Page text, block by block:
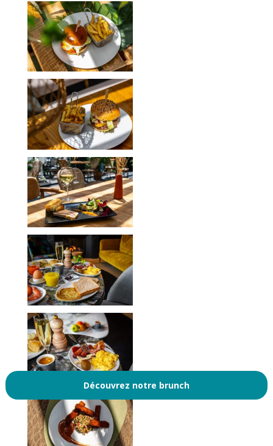
Découvrez notre brunch